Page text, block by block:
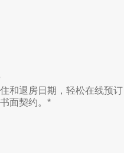
和退房日期，轻松在线预
面契约。*